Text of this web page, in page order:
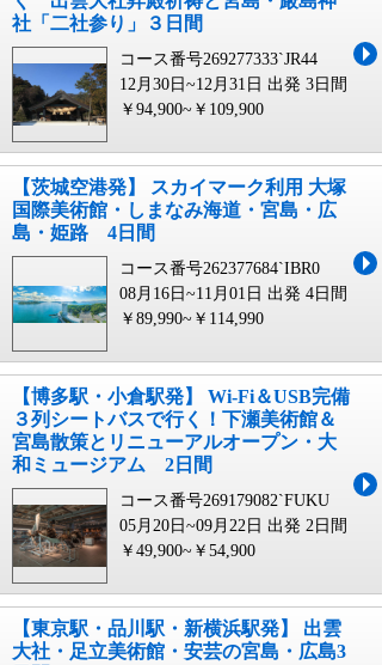
社「二社参り」３日間
コース番号269277333`JR44
12月30日~12月31日 出発 3日間
￥94,900~￥109,900
【茨城空港発】 スカイマーク利用 大塚
国際美術館・しまなみ海道・宮島・広
島・姫路 4日間
コース番号262377684`IBR0
08月16日~11月01日 出発 4日間
￥89,990~￥114,990
【博多駅・小倉駅発】 Wi-Fi＆USB完備
３列シートバスで行く！下瀬美術館＆
宮島散策とリニューアルオープン・大
和ミュージアム 2日間
コース番号269179082`FUKU
05月20日~09月22日 出発 2日間
￥49,900~￥54,900
【東京駅・品川駅・新横浜駅発】 出雲
大社・足立美術館・安芸の宮島・広島3